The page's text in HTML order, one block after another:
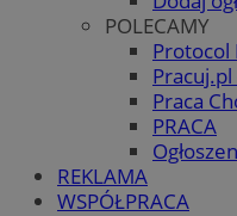
POLECAMY
Protocol
Praca
PRACA
REKLAMA
WSPÓŁPRACA